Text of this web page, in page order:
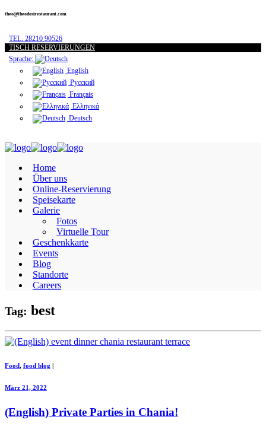
theo@theodosirestaurant.com
TEL. 28210 90526
TISCH RESERVIERUNGEN
Sprache:
English
Русский
Français
Ελληνικά
Deutsch
Home
Über uns
Online-Reservierung
Speisekarte
Galerie
Fotos
Virtuelle Tour
Geschenkkarte
Events
Blog
Standorte
Careers
Tag: best
Food, food blog
März 21, 2022
(English) Private Parties in Chania!